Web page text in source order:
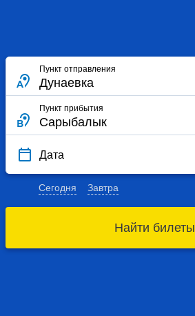
Пункт отправления
Пункт прибытия
Дата
Сегодня Завтра
Найти билеты